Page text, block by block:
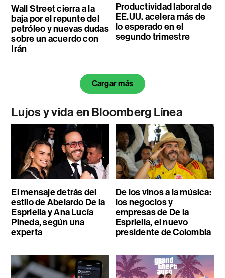
Wall Street cierra a la
baja por el repunte del
petróleo y nuevas dudas
sobre un acuerdo con
Irán
Productividad laboral de
EE.UU. acelera más de
lo esperado en el
segundo trimestre
Cargar más
Lujos y vida en Bloomberg Línea
El mensaje detrás del
estilo de Abelardo De la
Espriella y Ana Lucía
Pineda, según una
experta
De los vinos a la música:
los negocios y
empresas de De la
Espriella, el nuevo
presidente de Colombia